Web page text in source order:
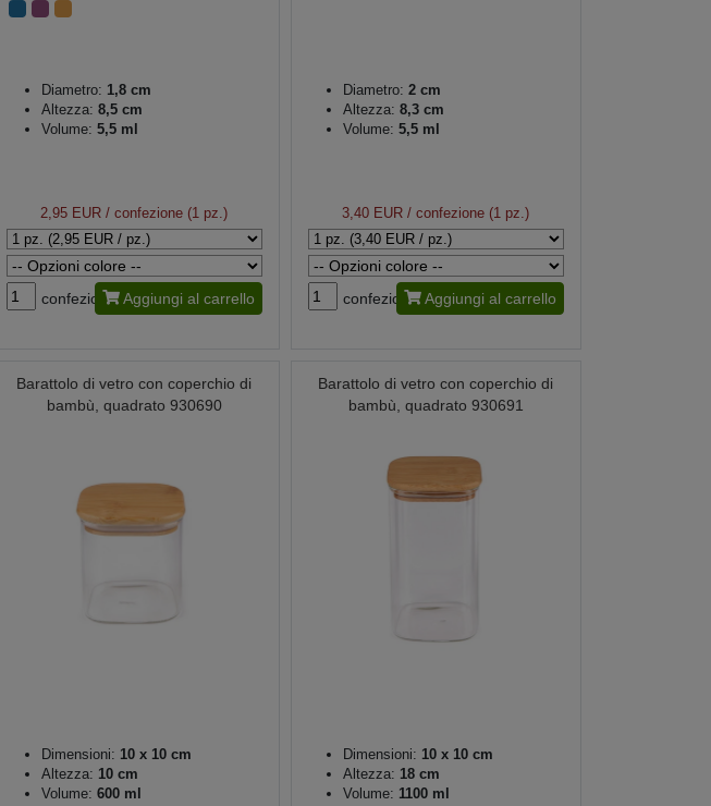
Diametro: 1,8 cm
Altezza: 8,5 cm
Volume: 5,5 ml
2,95 EUR / confezione (1 pz.)
confezione Aggiungi al carrello
Diametro: 2 cm
Altezza: 8,3 cm
Volume: 5,5 ml
3,40 EUR / confezione (1 pz.)
confezione Aggiungi al carrello
Barattolo di vetro con coperchio di
bambù, quadrato 930690
Dimensioni: 10 x 10 cm
Altezza: 10 cm
Volume: 600 ml
Barattolo di vetro con coperchio di
bambù, quadrato 930691
Dimensioni: 10 x 10 cm
Altezza: 18 cm
Volume: 1100 ml